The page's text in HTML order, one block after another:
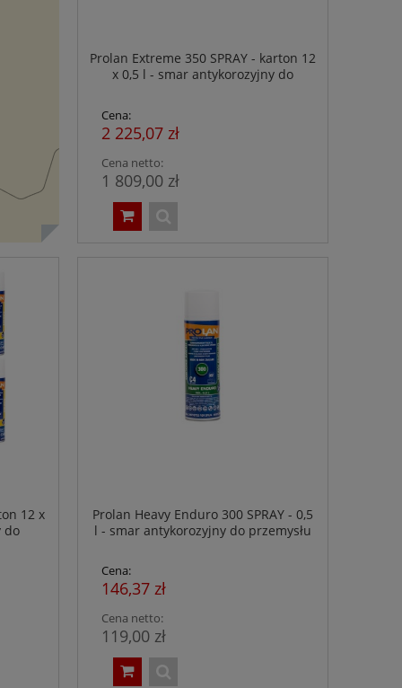
Prolan Extreme 350 SPRAY - karton 12
x 0,5 l - smar antykorozyjny do
Cena:
2 225,07 zł
Cena netto:
1 809,00 zł
12 x
do
Prolan Heavy Enduro 300 SPRAY - 0,5
l - smar antykorozyjny do przemysłu
Cena:
146,37 zł
Cena netto:
119,00 zł